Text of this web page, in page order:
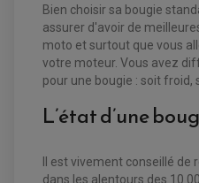
EQUIPEMENT
ACCESSOIRES
BOITIER CDI QUAD ET SSV
CHARGEUR DE BATTERIE
COMPTEUR QUAD / SSV
CONTACTEUR A CLÉ QUAD
ECLAIRAGE LED / HALOGÈNE
STATOR ET REDRESSEUR /
EQUIPEMENT
Bien choisir sa bougie
assurer d'avoir de
moto et surtout que vous
votre moteur. Vous avez
pour une bougie : soit froid,
L’état d’une
Il est vivement conseillé
dans les alentours des 10